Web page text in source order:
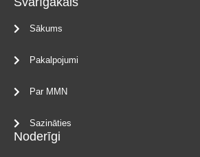
Sākums
Pakalpojumi
Par MMN
Sazināties
Noderīgi